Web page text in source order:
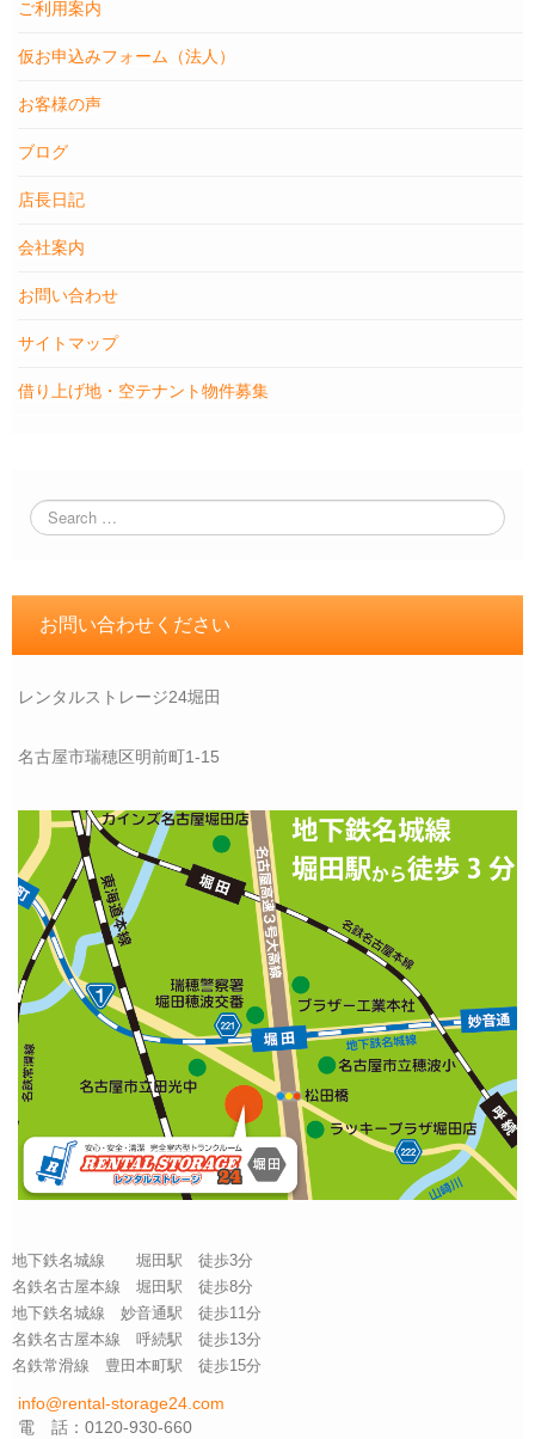
ご利用案内
仮お申込みフォーム（法人）
お客様の声
ブログ
店長日記
会社案内
お問い合わせ
サイトマップ
借り上げ地・空テナント物件募集
お問い合わせください
レンタルストレージ24堀田
名古屋市瑞穂区明前町1-15
地下鉄名城線 堀田駅 徒歩3分
名鉄名古屋本線 堀田駅 徒歩8分
地下鉄名城線 妙音通駅 徒歩11分
名鉄名古屋本線 呼続駅 徒歩13分
名鉄常滑線 豊田本町駅 徒歩15分
info@rental-storage24.com
電 話：0120-930-660